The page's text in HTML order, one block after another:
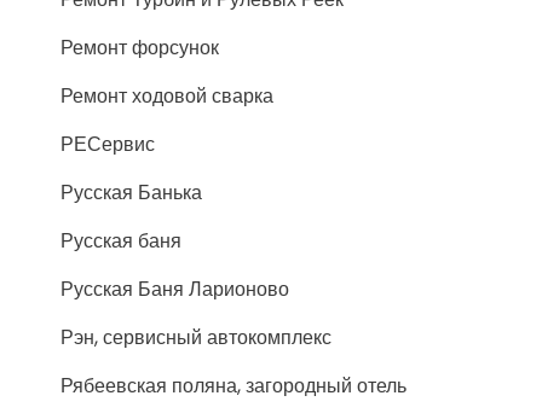
Ремонт форсунок
Ремонт ходовой сварка
РЕСервис
Русская Банька
Русская баня
Русская Баня Ларионово
Рэн, сервисный автокомплекс
Рябеевская поляна, загородный отель